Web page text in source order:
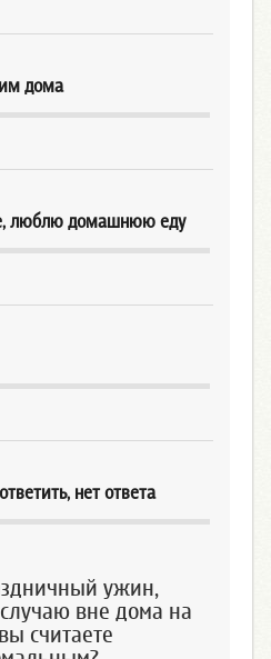
дома
люблю домашнюю еду
нет ответа
ужин,
вне дома на
считаете